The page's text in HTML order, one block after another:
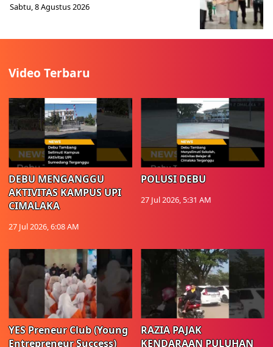
Sabtu, 8 Agustus 2026
Video Terbaru
DEBU MENGANGGU
AKTIVITAS KAMPUS UPI
CIMALAKA
27 Jul 2026, 6:08 AM
POLUSI DEBU
27 Jul 2026, 5:31 AM
YES Preneur Club (Young
Entrepreneur Success)
RAZIA PAJAK
KENDARAAN PULUHAN